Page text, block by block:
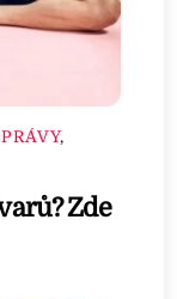
,
Zde